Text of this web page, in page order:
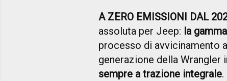
A ZERO EMISSIONI DAL
assoluta per Jeep: la
processo di avvicinamento
generazione della Wrangler
sempre a trazione integrale